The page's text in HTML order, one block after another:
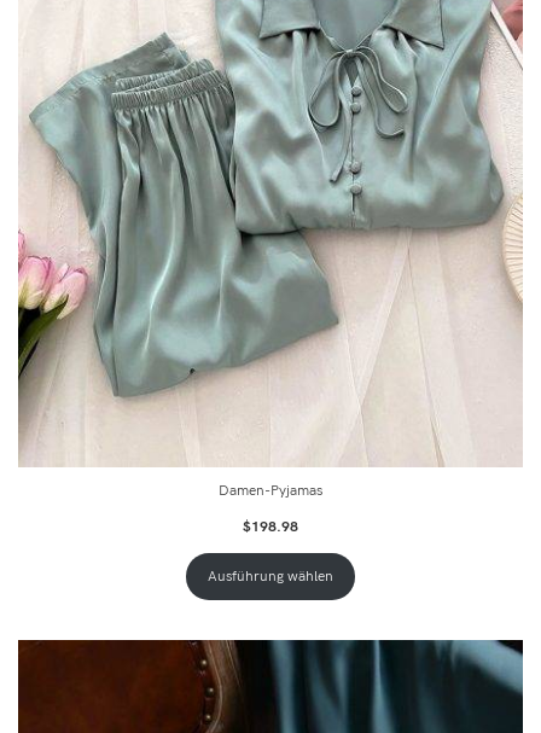
Damen-Pyjamas
$198.98
Ausführung wählen